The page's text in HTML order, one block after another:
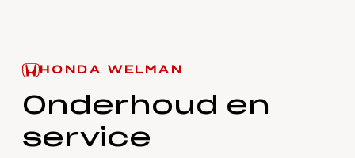
HONDA WELMAN
Onderhoud en
service